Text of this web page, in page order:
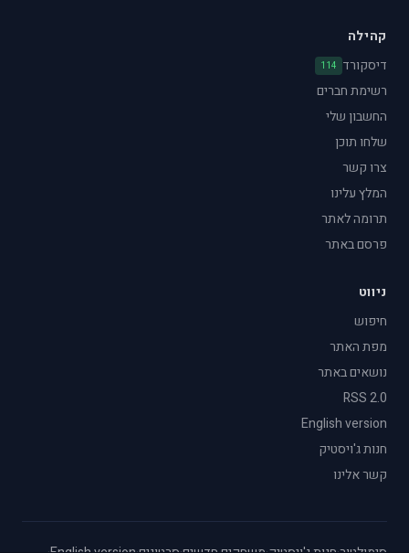
קהילה
דיסקורד 114
רשימת חברים
החשבון שלי
שלחו תוכן
צרו קשר
המלץ עלינו
תרומה לאתר
פרסם באתר
ניווט
חיפוש
מפת האתר
נושאים באתר
RSS 2.0
English version
חנות ג'ויסטיק
קשר אלינו